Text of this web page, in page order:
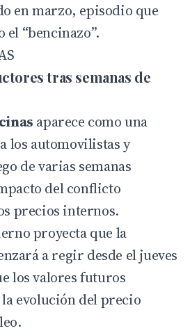
en marzo, episodio que
“bencinazo”.
tras semanas de
aparece como una
los automovilistas y
de varias semanas
del conflicto
precios internos.
proyecta que la
a regir desde el jueves
los valores futuros
evolución del precio